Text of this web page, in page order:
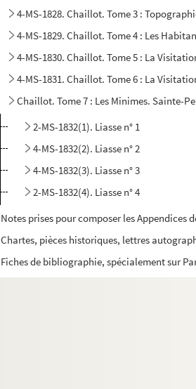
4-MS-1828. Chaillot. Tome 3 :
4-MS-1829. Chaillot. Tome 4 : Les
4-MS-1830. Chaillot. Tome 5 : La
4-MS-1831. Chaillot. Tome 6 : La
Chaillot. Tome 7 : Les Minimes. Sainte-
2-MS-1832(1). Liasse n° 1
4-MS-1832(2). Liasse n° 2
4-MS-1832(3). Liasse n° 3
2-MS-1832(4). Liasse n° 4
Notes prises pour composer les Appendices
Chartes, pièces historiques, lettres
Fiches de bibliographie, spécialement sur